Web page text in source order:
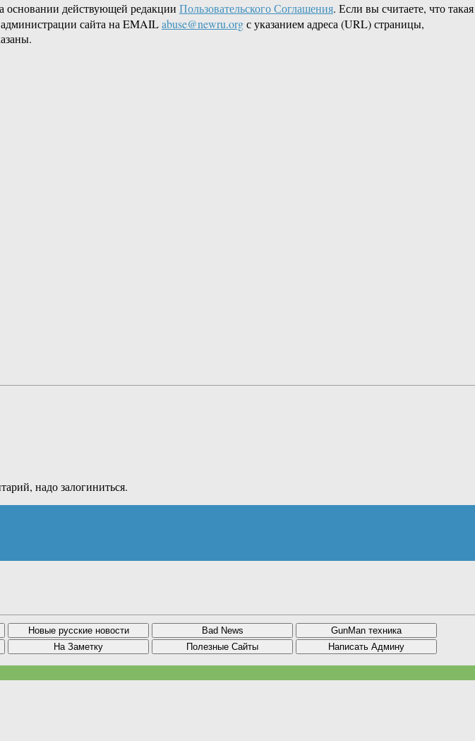
основании действующей редакции Пользовательского Соглашения. Если вы считаете, что такая
сайта на EMAILabuse@newru.orgс указанием адреса (URL) страницы,
надо залогиниться.